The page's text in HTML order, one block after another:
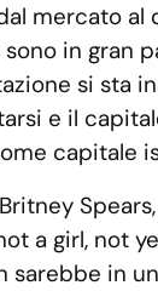
mercato al
in gran
si sta
e il
capitale
a girl, not
sarebbe in